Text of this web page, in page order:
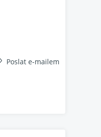
Poslat e-mailem